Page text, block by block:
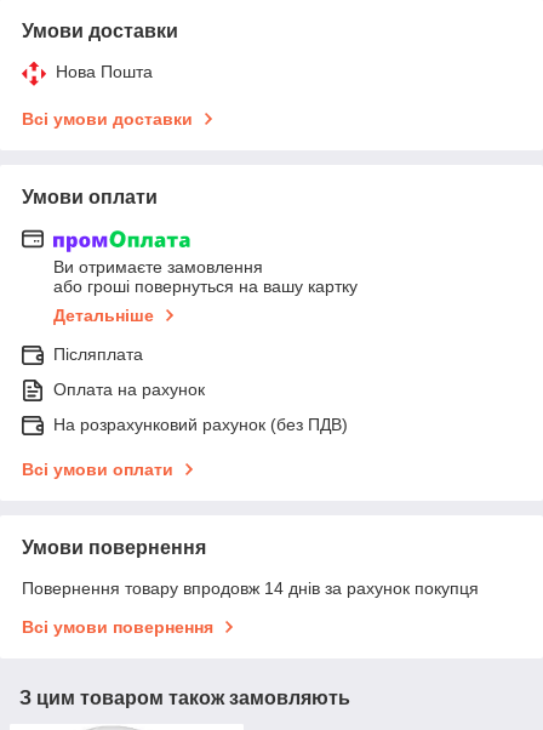
Умови доставки
Нова Пошта
Всі умови доставки
Умови оплати
Ви отримаєте замовлення
або гроші повернуться на вашу картку
Детальніше
Післяплата
Оплата на рахунок
На розрахунковий рахунок (без ПДВ)
Всі умови оплати
Умови повернення
Повернення товару впродовж 14 днів за рахунок покупця
Всі умови повернення
З цим товаром також замовляють